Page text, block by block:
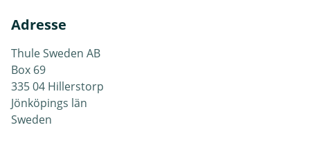
Adresse
Thule Sweden AB
Box 69
335 04 Hillerstorp
Jönköpings län
Sweden